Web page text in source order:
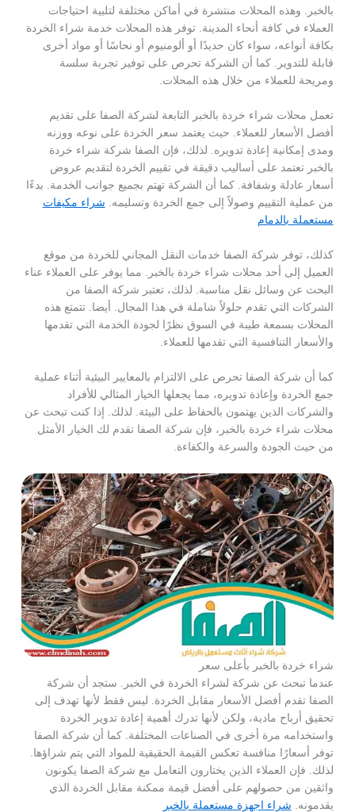
بالخبر. وهذه المحلات منتشرة في أماكن مختلفة لتلبية احتياجات
العملاء في كافة أنحاء المدينة. توفر هذه المحلات خدمة شراء الخردة
بكافة أنواعه، سواء كان حديدًا أو ألومنيوم أو نحاسًا أو مواد أخرى
قابلة للتدوير. كما أن الشركة تحرص على توفير تجربة سلسة
ومريحة للعملاء من خلال هذه المحلات.
تعمل محلات شراء خردة بالخبر التابعة لشركة الصفا على تقديم
أفضل الأسعار للعملاء. حيث يعتمد سعر الخردة على نوعه ووزنه
ومدى إمكانية إعادة تدويره. لذلك، فإن الصفا شركة شراء خردة
بالخبر تعتمد على أساليب دقيقة في تقييم الخردة لتقديم عروض
أسعار عادلة وشفافة. كما أن الشركة تهتم بجميع جوانب الخدمة. بدءًا
من عملية التقييم وصولاً إلى جمع الخردة وتسليمه. شراء مكيفات
مستعملة بالدمام
كذلك، توفر شركة الصفا خدمات النقل المجاني للخردة من موقع
العميل إلى أحد محلات شراء خردة بالخبر. مما يوفر على العملاء عناء
البحث عن وسائل نقل مناسبة. لذلك، تعتبر شركة الصفا من
الشركات التي تقدم حلولاً شاملة في هذا المجال. أيضا. تتمتع هذه
المحلات بسمعة طيبة في السوق نظرًا لجودة الخدمة التي تقدمها
والأسعار التنافسية التي تقدمها للعملاء.
كما أن شركة الصفا تحرص على الالتزام بالمعايير البيئية أثناء عملية
جمع الخردة وإعادة تدويره، مما يجعلها الخيار المثالي للأفراد
والشركات الذين يهتمون بالحفاظ على البيئة. لذلك. إذا كنت تبحث عن
محلات شراء خردة بالخبر، فإن شركة الصفا تقدم لك الخيار الأمثل
من حيث الجودة والسرعة والكفاءة.
شراء خردة بالخبر بأعلى سعر
عندما تبحث عن شركة لشراء الخردة في الخبر. ستجد أن شركة
الصفا تقدم أفضل الأسعار مقابل الخردة. ليس فقط لأنها تهدف إلى
تحقيق أرباح مادية، ولكن لأنها تدرك أهمية إعادة تدوير الخردة
واستخدامه مرة أخرى في الصناعات المختلفة. كما أن شركة الصفا
توفر أسعارًا منافسة تعكس القيمة الحقيقية للمواد التي يتم شراؤها.
لذلك. فإن العملاء الذين يختارون التعامل مع شركة الصفا يكونون
واثقين من حصولهم على أفضل قيمة ممكنة مقابل الخردة الذي
يقدمونه. شراء اجهزة مستعملة بالخبر